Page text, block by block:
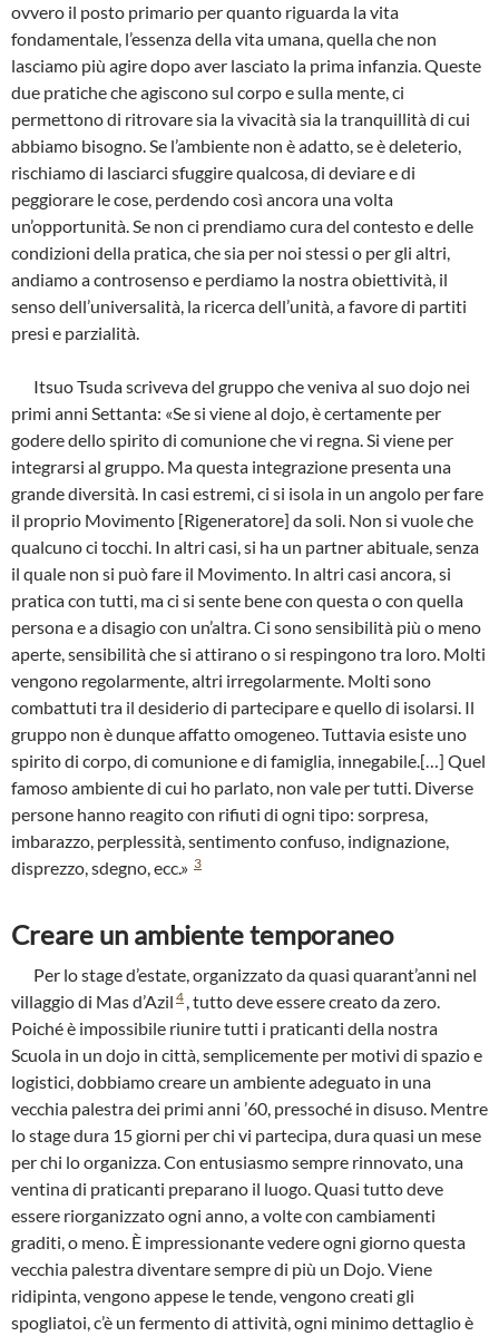
ovvero il posto primario per quanto riguarda la vita
fondamentale, l’essenza della vita umana, quella che non
lasciamo più agire dopo aver lasciato la prima infanzia. Queste
due pratiche che agiscono sul corpo e sulla mente, ci
permettono di ritrovare sia la vivacità sia la tranquillità di cui
abbiamo bisogno. Se l’ambiente non è adatto, se è deleterio,
rischiamo di lasciarci sfuggire qualcosa, di deviare e di
peggiorare le cose, perdendo così ancora una volta
un’opportunità. Se non ci prendiamo cura del contesto e delle
condizioni della pratica, che sia per noi stessi o per gli altri,
andiamo a controsenso e perdiamo la nostra obiettività, il
senso dell’universalità, la ricerca dell’unità, a favore di partiti
presi e parzialità.
Itsuo Tsuda scriveva del gruppo che veniva al suo dojo nei
primi anni Settanta: «Se si viene al dojo, è certamente per
godere dello spirito di comunione che vi regna. Si viene per
integrarsi al gruppo. Ma questa integrazione presenta una
grande diversità. In casi estremi, ci si isola in un angolo per fare
il proprio Movimento [Rigeneratore] da soli. Non si vuole che
qualcuno ci tocchi. In altri casi, si ha un partner abituale, senza
il quale non si può fare il Movimento. In altri casi ancora, si
pratica con tutti, ma ci si sente bene con questa o con quella
persona e a disagio con un’altra. Ci sono sensibilità più o meno
aperte, sensibilità che si attirano o si respingono tra loro. Molti
vengono regolarmente, altri irregolarmente. Molti sono
combattuti tra il desiderio di partecipare e quello di isolarsi. Il
gruppo non è dunque affatto omogeneo. Tuttavia esiste uno
spirito di corpo, di comunione e di famiglia, innegabile.[…] Quel
famoso ambiente di cui ho parlato, non vale per tutti. Diverse
persone hanno reagito con rifiuti di ogni tipo: sorpresa,
imbarazzo, perplessità, sentimento confuso, indignazione,
disprezzo, sdegno, ecc.» 3
Creare un ambiente temporaneo
Per lo stage d’estate, organizzato da quasi quarant’anni nel
villaggio di Mas d’Azil 4 , tutto deve essere creato da zero.
Poiché è impossibile riunire tutti i praticanti della nostra
Scuola in un dojo in città, semplicemente per motivi di spazio e
logistici, dobbiamo creare un ambiente adeguato in una
vecchia palestra dei primi anni ’60, pressoché in disuso. Mentre
lo stage dura 15 giorni per chi vi partecipa, dura quasi un mese
per chi lo organizza. Con entusiasmo sempre rinnovato, una
ventina di praticanti preparano il luogo. Quasi tutto deve
essere riorganizzato ogni anno, a volte con cambiamenti
graditi, o meno. È impressionante vedere ogni giorno questa
vecchia palestra diventare sempre di più un Dojo. Viene
ridipinta, vengono appese le tende, vengono creati gli
spogliatoi, c’è un fermento di attività, ogni minimo dettaglio è